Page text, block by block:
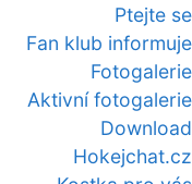
Ptejte se
Fan klub informuje
Fotogalerie
Aktivní fotogalerie
Download
Hokejchat.cz